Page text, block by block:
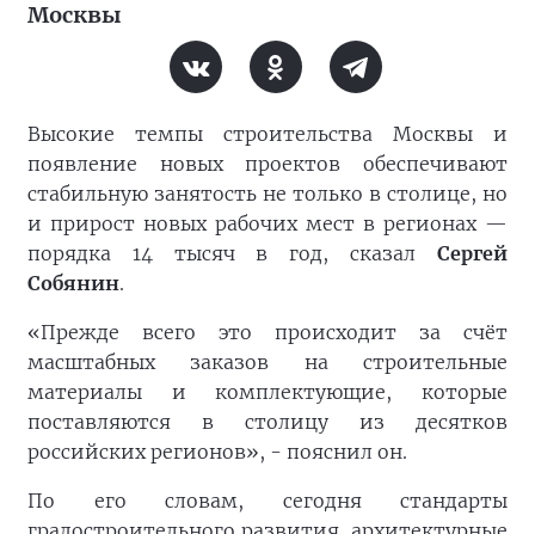
Москвы
Высокие темпы строительства Москвы и
появление новых проектов обеспечивают
стабильную занятость не только в столице, но
и прирост новых рабочих мест в регионах —
порядка 14 тысяч в год, сказал Сергей
Собянин.
«Прежде всего это происходит за счёт
масштабных заказов на строительные
материалы и комплектующие, которые
поставляются в столицу из десятков
российских регионов», - пояснил он.
По его словам, сегодня стандарты